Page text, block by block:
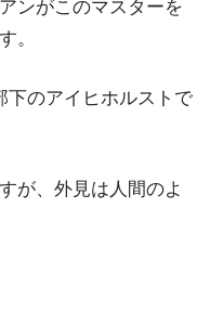
ンがこのマスターを
。
下のアイヒホルストで
が、外見は人間のよ